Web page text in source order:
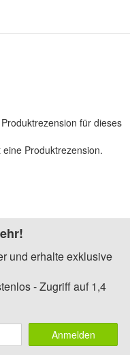
für dieses
Produktrezension.
und erhalte exklusive
- Zugriff auf 1,4
Anmelden